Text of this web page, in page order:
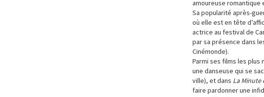
amoureuse romantique
Sa popularité après-
où elle est en tête
actrice au festival de
par sa présence dans
Cinémonde).
Parmi ses films les plus
une danseuse qui se
ville), et dans La Minute
faire pardonner une